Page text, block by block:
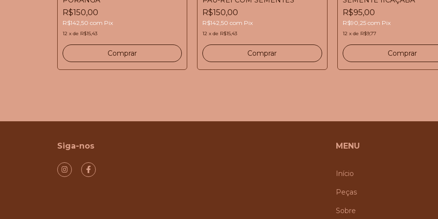
R$150,00
R$142,50 com Pix
12 x de R$15,43
R$150,00
R$142,50com Pix
12 xde R$15,43
R$95,00
R$90,25 com Pix
12 x de R$9,77
Siga-nos MENU
Início
Peças
Sobre